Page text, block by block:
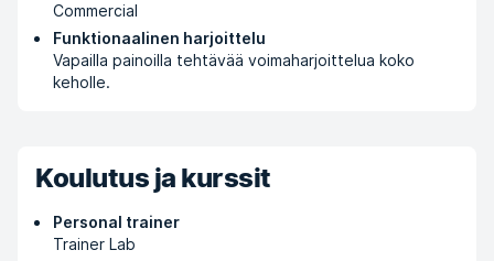
Commercial
Funktionaalinen harjoittelu
Vapailla painoilla tehtävää voimaharjoittelua koko
keholle.
Koulutus ja kurssit
Personal trainer
Trainer Lab